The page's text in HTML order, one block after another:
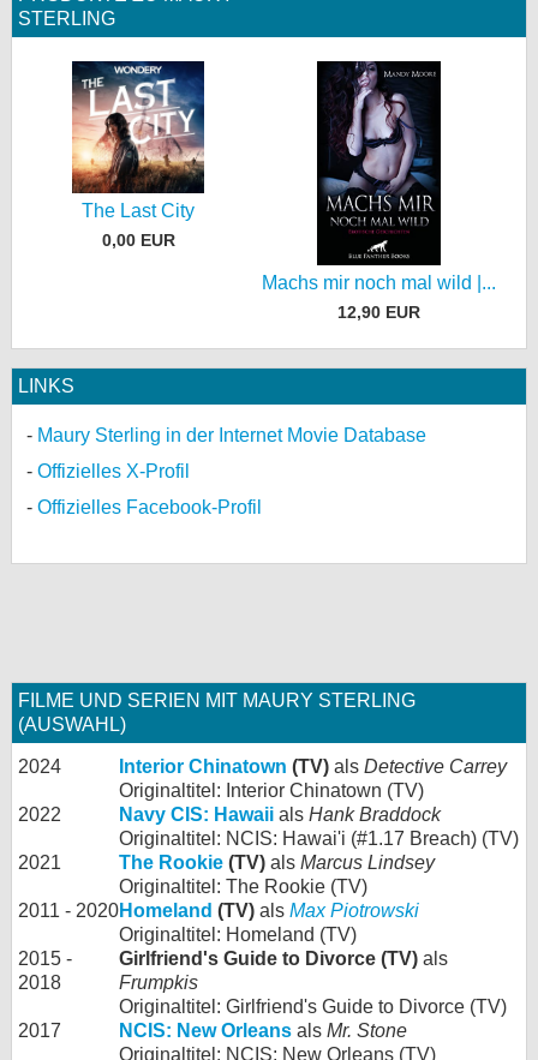
STERLING
The Last City
0,00 EUR
Machs mir noch mal wild |...
12,90 EUR
LINKS
Maury Sterling in der Internet Movie Database
Offizielles X-Profil
Offizielles Facebook-Profil
FILME UND SERIEN MIT MAURY STERLING
(AUSWAHL)
2024 Interior Chinatown (TV) als Detective Carrey
Originaltitel: Interior Chinatown (TV)
2022
Navy CIS: Hawaii als Hank Braddock
Originaltitel: NCIS: Hawai'i (#1.17 Breach) (TV)
2021
The Rookie (TV) als Marcus Lindsey
Originaltitel: The Rookie (TV)
2011 - 2020Homeland (TV) als Max Piotrowski
Originaltitel: Homeland (TV)
2015 -
2018
Girlfriend's Guide to Divorce (TV) als
Frumpkis
Originaltitel: Girlfriend's Guide to Divorce (TV)
2017
NCIS: New Orleans als Mr. Stone
Originaltitel: NCIS: New Orleans (TV)